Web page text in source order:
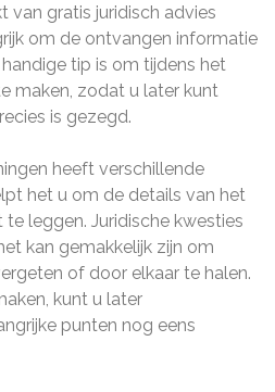
van gratis juridisch advies
om de ontvangen informatie
tip is om tijdens het
maken, zodat u later kunt
is gezegd.
heeft verschillende
het u om de details van het
leggen. Juridische kwesties
kan gemakkelijk zijn om
of door elkaar te halen.
kunt u later
punten nog eens